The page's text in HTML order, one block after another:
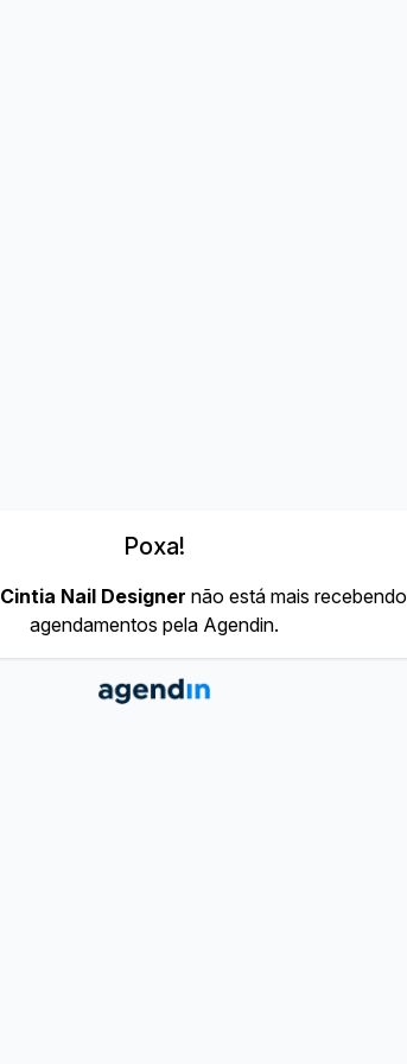
Poxa!
Cintia Nail Designer não está mais recebendo
agendamentos pela Agendin.